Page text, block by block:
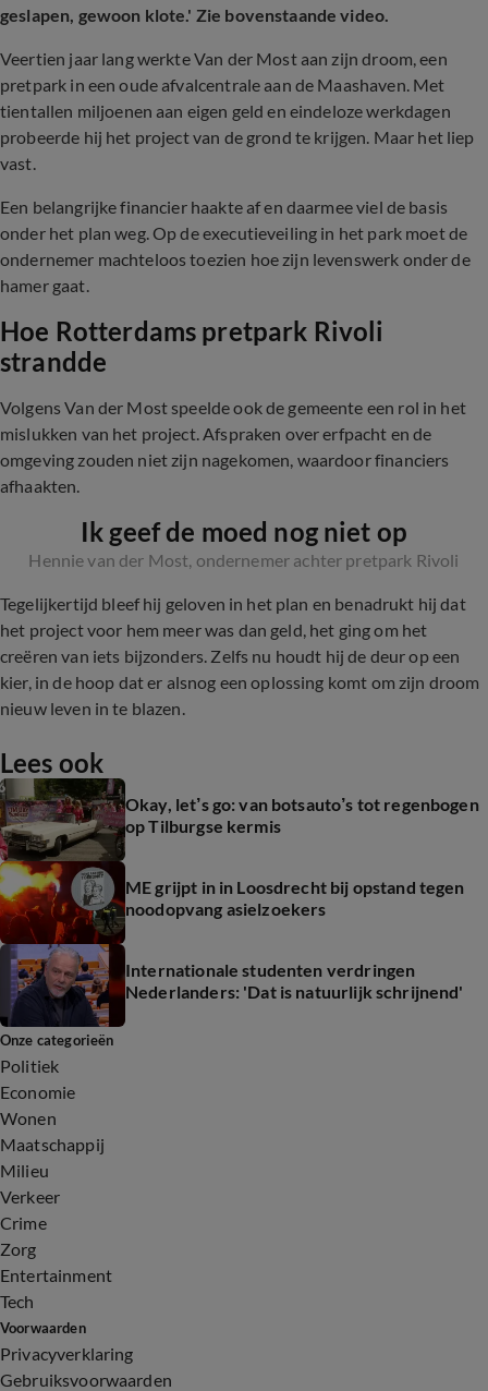
geslapen, gewoon klote.' Zie bovenstaande video.
Veertien jaar lang werkte Van der Most aan zijn droom, een
pretpark in een oude afvalcentrale aan de Maashaven. Met
tientallen miljoenen aan eigen geld en eindeloze werkdagen
probeerde hij het project van de grond te krijgen. Maar het liep
vast.
Een belangrijke financier haakte af en daarmee viel de basis
onder het plan weg. Op de executieveiling in het park moet de
ondernemer machteloos toezien hoe zijn levenswerk onder de
hamer gaat.
Hoe Rotterdams pretpark Rivoli
strandde
Volgens Van der Most speelde ook de gemeente een rol in het
mislukken van het project. Afspraken over erfpacht en de
omgeving zouden niet zijn nagekomen, waardoor financiers
afhaakten.
Ik geef de moed nog niet op
Hennie van der Most, ondernemer achter pretpark Rivoli
Tegelijkertijd bleef hij geloven in het plan en benadrukt hij dat
het project voor hem meer was dan geld, het ging om het
creëren van iets bijzonders. Zelfs nu houdt hij de deur op een
kier, in de hoop dat er alsnog een oplossing komt om zijn droom
nieuw leven in te blazen.
Lees ook
Okay, let’s go: van botsauto’s tot regenbogen
op Tilburgse kermis
ME grijpt in in Loosdrecht bij opstand tegen
noodopvang asielzoekers
Internationale studenten verdringen
Nederlanders: 'Dat is natuurlijk schrijnend'
Onze categorieën
Politiek
Economie
Wonen
Maatschappij
Milieu
Verkeer
Crime
Zorg
Entertainment
Tech
Voorwaarden
Privacyverklaring
Gebruiksvoorwaarden